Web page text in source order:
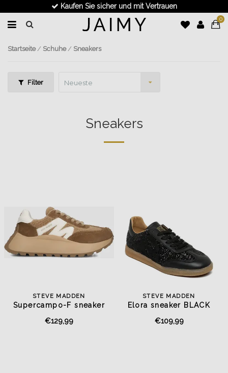
Kaufen Sie sicher und mit Vertrauen
0
Startseite/ Schuhe/ Sneakers
Filter Neueste
Sneakers
STEVE MADDEN
Supercampo-F sneaker
€129,99
STEVE MADDEN
Elora sneaker BLACK
€109,99